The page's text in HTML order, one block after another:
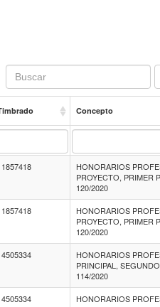
Concepto
HONORARIOS
PROYECTO, PRIMER
120/2020
HONORARIOS
PROYECTO, PRIMER
120/2020
HONORARIOS
PRINCIPAL,
114/2020
HONORARIOS